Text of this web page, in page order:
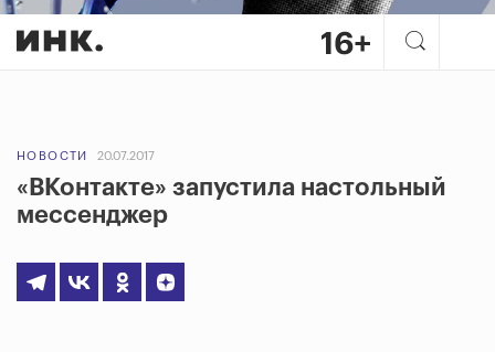
НОВОСТИ 20.07.2017
«ВКонтакте» запустила настольный
мессенджер